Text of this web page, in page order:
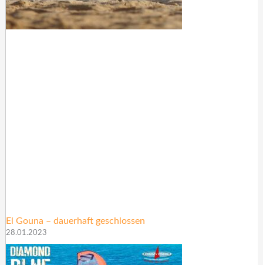
El Gouna – dauerhaft geschlossen
28.01.2023